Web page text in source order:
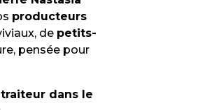
producteurs
de petits-
pensée pour
traiteur dans le